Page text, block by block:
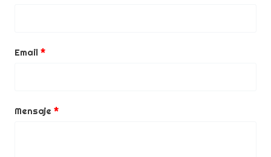
Email
Mensaje